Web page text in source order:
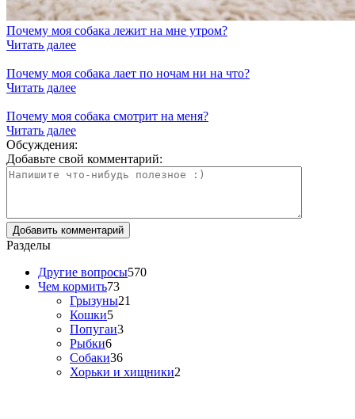
Почему моя собака лежит на мне утром?
Читать далее
Почему моя собака лает по ночам ни на что?
Читать далее
Почему моя собака смотрит на меня?
Читать далее
Обсуждения:
Добавьте свой комментарий:
Разделы
Другие вопросы570
Чем кормить73
Грызуны21
Кошки5
Попугаи3
Рыбки6
Собаки36
Хорьки и хищники2